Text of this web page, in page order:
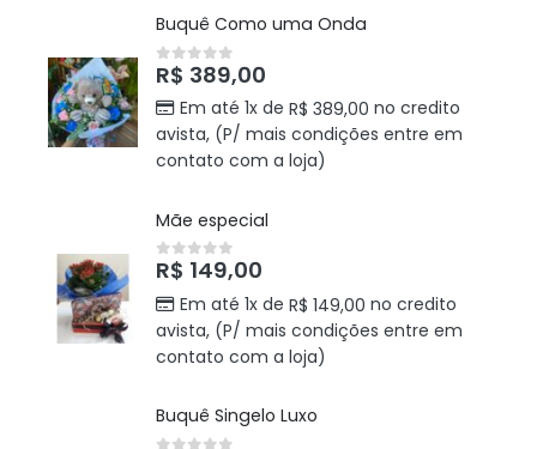
Buquê Como uma Onda
0out of 5
R$ 389,00
Em até 1x de R$ 389,00 no credito
avista, (P/ mais condições entre em
contato com a loja)
Mãe especial
0out of 5
R$ 149,00
Em até 1x de R$ 149,00 no credito
avista, (P/ mais condições entre em
contato com a loja)
Buquê Singelo Luxo